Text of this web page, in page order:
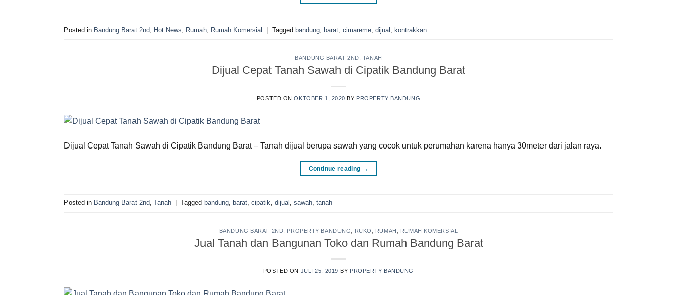
Posted in Bandung Barat 2nd, Hot News, Rumah, Rumah Komersial Tagged bandung, barat, cimareme, dijual , kontrakkan
BANDUNG BARAT 2ND TANAH
Dijual Cepat Tanah Sawah di Cipatik Bandung Barat
POSTED ONOKTOBER 1, 2020 BY PROPERTY BANDUNG
Dijual Cepat Tanah Sawah di Cipatik Bandung Barat – Tanah dijual berupa sawah yang cocok untuk perumahan karena hanya 30meter dari jalan raya.
Continue reading →
Posted in Bandung Barat 2nd, Tanah Tagged bandung, barat, cipatik, dijual , sawah, tanah
BANDUNG BARAT 2ND PROPERTY BANDUNG RUKO RUMAH RUMAH KOMERSIAL
Jual Tanah dan Bangunan Toko dan Rumah Bandung Barat
POSTED ON JULI 25, 2019 BY PROPERTY BANDUNG